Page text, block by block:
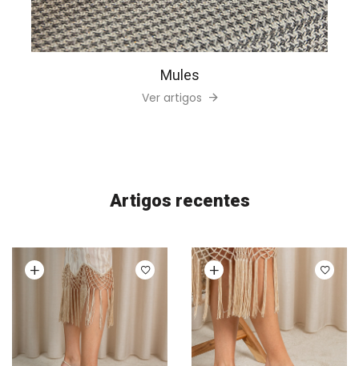
Mules
Ver artigos
Artigos recentes
opções Ver opções